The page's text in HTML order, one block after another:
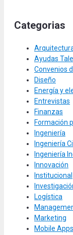
Categorias
Ayudas
Convenios
Diseño
Energía y
Entrevistas
Finanzas
Formación
Ingeniería
Ingeniería
Ingeniería
Innovación
Institucional
Logística
Marketing
Mobile Apps